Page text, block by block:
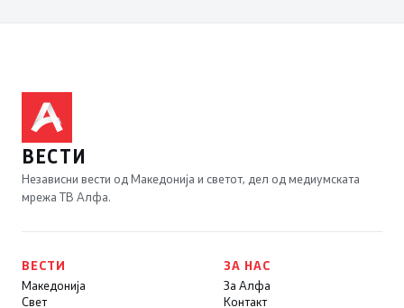
ВЕСТИ
Независни вести од Македонија и светот, дел од медиумската
мрежа ТВ Алфа.
ВЕСТИ
Македонија
Свет
ЗА НАС
За Алфа
Контакт